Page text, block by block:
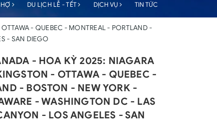
DU LỊCH LỄ - TẾT DỊCH VỤ TIN TỨC
- QUEBEC - MONTREAL - PORTLAND -
- SAN DIEGO
- HOA KỲ 2025: NIAGARA
- OTTAWA - QUEBEC -
- BOSTON - NEW YORK -
- WASHINGTON DC - LAS
- LOS ANGELES - SAN